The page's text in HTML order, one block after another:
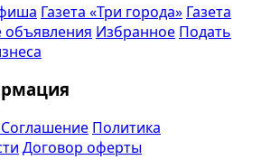
Газета «Три города» Газета
объявления Избранное Подать
Политика
Договор оферты